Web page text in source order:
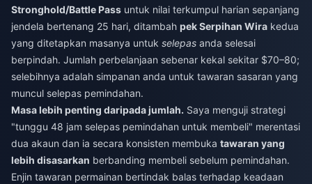
Stronghold/Battle Pass untuk nilai terkumpul harian sepanjang
jendela bertenang 25 hari, ditambah pek Serpihan Wira kedua
yang ditetapkan masanya untuk selepas anda selesai
berpindah. Jumlah perbelanjaan sebenar kekal sekitar $70–80;
selebihnya adalah simpanan anda untuk tawaran sasaran yang
muncul selepas pemindahan.
Masa lebih penting daripada jumlah. Saya menguji strategi
"tunggu 48 jam selepas pemindahan untuk membeli" merentasi
dua akaun dan ia secara konsisten membuka tawaran yang
lebih disasarkan berbanding membeli sebelum pemindahan.
Enjin tawaran permainan bertindak balas terhadap keadaan